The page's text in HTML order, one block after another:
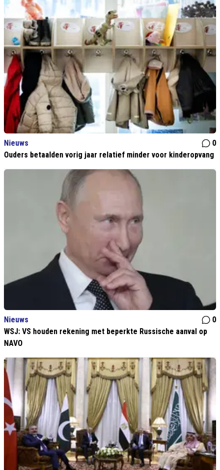
Nieuws
0
Ouders betaalden vorig jaar relatief minder voor kinderopvang
Nieuws
0
WSJ: VS houden rekening met beperkte Russische aanval op
NAVO